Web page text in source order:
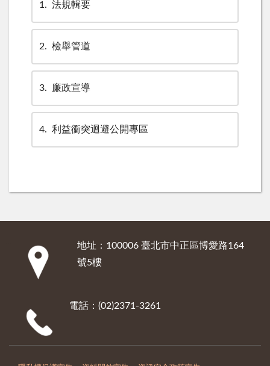
1 法規輯要
2 檢舉管道
3 廉政宣導
4 利益衝突迴避公開專區
地址：100006 臺北市中正區博愛路164
號5樓
電話：(02)2371-3261